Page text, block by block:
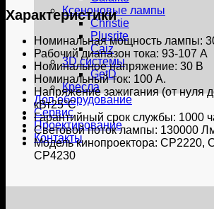
Ксеноновые лампы
Christie
Plusrite
Caiz
3D системы
GetD
Кресла
Доп оборудование
Сервис
Проектирование
Контакты
Характеристики
Номинальная мощность лампы:
Рабочий диапазон тока: 93-107 А
Номинальное напряжение: 30 В
Номинальный ток: 100 А.
Напряжение зажигания (от нуля
кВт25°С
Гарантийный срок службы: 1000
Световой поток лампы: 130000
Модель кинопроектора: СР2220,
СР4230